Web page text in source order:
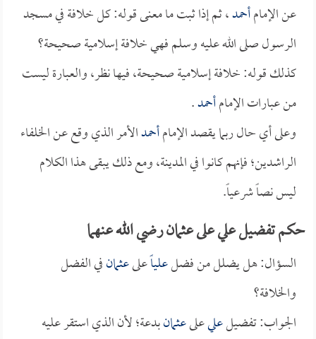
عن الإمامأحمد، ثم إذا ثبت ما معنى قوله: كل خلافة في مسجد
الرسول صلى الله عليه وسلم فهي خلافة إسلامية صحيحة؟
كذلك قوله: خلافة إسلامية صحيحة، فيها نظر، والعبارة ليست
من عبارات الإمامأحمد.
وعلى أي حال ربما يقصد الإمامأحمدالأمر الذي وقع عن الخلفاء
الراشدين؛ فإنهم كانوا في المدينة، ومع ذلك يبقى هذا الكلام
ليس نصاً شرعياً.
حكم تفضيل علي على عثمان رضي الله عنهما
السؤال: هل يضلل من فضلعلياًعلىعثمانفي الفضل
والخلافة؟
الجواب: تفضيلعليعلىعثمانبدعة؛ لأن الذي استقر عليه